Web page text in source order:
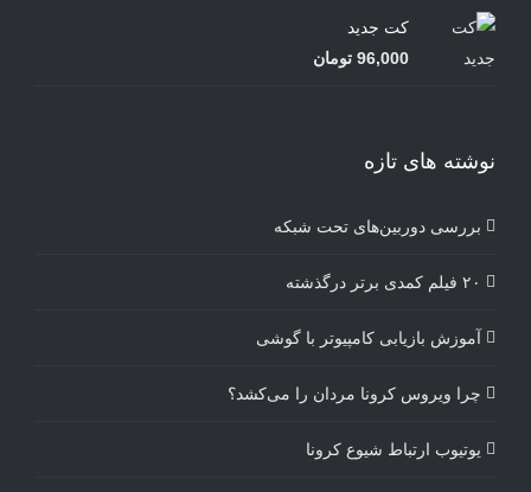
کت جدید
96,000 تومان
نوشته های تازه
بررسی دوربین‌های تحت شبکه
۲۰ فیلم کمدی برتر درگذشته
آموزش بازیابی کامپیوتر با گوشی
چرا ویروس کرونا مردان را می‌کشد؟
یوتیوب ارتباط شیوع کرونا